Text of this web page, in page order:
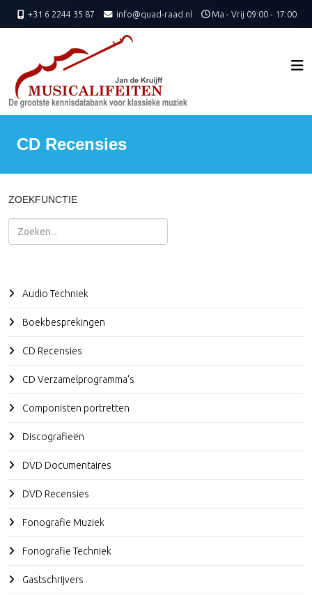
+31 6 2244 35 87 info@quad-raad.nl Ma - Vrij 09:00 - 17:00
CD Recensies
ZOEKFUNCTIE
Zoeken
Audio Techniek
Boekbesprekingen
CD Recensies
CD Verzamelprogramma's
Componisten portretten
Discografieën
DVD Documentaires
DVD Recensies
Fonografie Muziek
Fonografie Techniek
Gastschrijvers